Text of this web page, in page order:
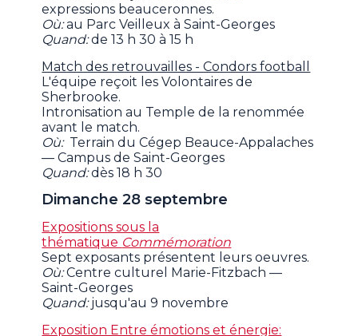
expressions beauceronnes.
Où:au Parc Veilleux à Saint-Georges
Quand:de 13 h 30 à 15 h
Match des retrouvailles - Condors football
L'équipe reçoit les Volontaires de
Sherbrooke.
Intronisation au Temple de la renommée
avant le match.
Où:Terrain du Cégep Beauce-Appalaches
— Campus de Saint-Georges
Quand:dès 18 h 30
Dimanche 28 septembre
Expositions sous la
thématique Commémoration
Sept exposants présentent leurs oeuvres.
Où:Centre culturel Marie-Fitzbach —
Saint-Georges
Quand:jusqu'au 9 novembre
Exposition Entre émotions et énergie: